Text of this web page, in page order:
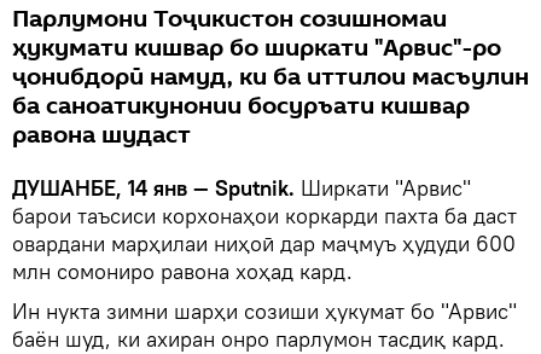
Парлумони Тоҷикистон созишномаи
ҳукумати кишвар бо ширкати "Арвис"-ро
ҷонибдорӣ намуд, ки ба иттилои масъулин
ба саноатикунонии босуръати кишвар
равона шудаст
ДУШАНБЕ, 14 янв — Sputnik. Ширкати "Арвис"
барои таъсиси корхонаҳои коркарди пахта ба даст
овардани марҳилаи ниҳоӣ дар маҷмуъ ҳудуди 600
млн сомониро равона хоҳад кард.
Ин нукта зимни шарҳи созиши ҳукумат бо "Арвис"
баён шуд, ки ахиран онро парлумон тасдиқ кард.